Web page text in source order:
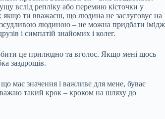
вслід репліку або перемию кісточки у
якщо ти вважаєш, що людина не заслуговує на
людиною – не можна придбати імідж
і симпатій знайомих і колег.
це прилюдно та вголос. Якщо мені щось
заздрощів.
має значення і важливе для мене, буває
такий крок – кроком на шляху до